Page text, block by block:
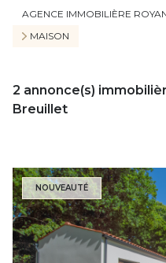
AGENCE IMMOBILIÈRE
MAISON
2 annonce(s)
Breuillet
NOUVEAUTÉ